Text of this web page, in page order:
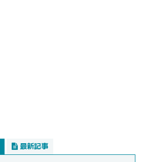
最新記事